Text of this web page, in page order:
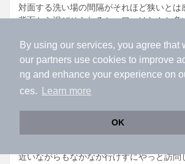
By using our services, you agree that
our partners use cookies to improve
ng and enhance your experience on
ces.
Learn more
OK
対面する洗い場の間隔がそれほど狭いとは
背面から浴びせられるシャワーはなんと多
やはり言わなきゃ解らないでしょうかね、
参考になった 1人が参考にしてい
5.0
近いながらもなかなか行けずにやっと訪問